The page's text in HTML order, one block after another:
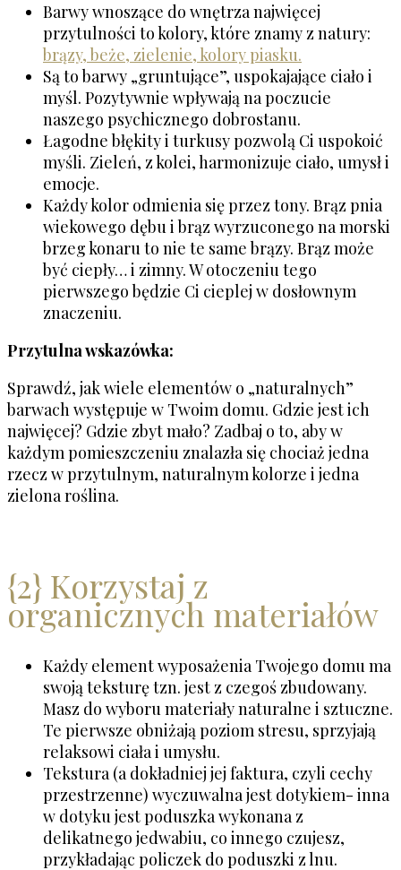
Barwy wnoszące do wnętrza najwięcej
przytulności to kolory, które znamy z natury:
brązy, beże, zielenie, kolory piasku.
Są to barwy „gruntujące”, uspokajające ciało i
myśl. Pozytywnie wpływają na poczucie
naszego psychicznego dobrostanu.
Łagodne błękity i turkusy pozwolą Ci uspokoić
myśli. Zieleń, z kolei, harmonizuje ciało, umysł i
emocje.
Każdy kolor odmienia się przez tony. Brąz pnia
wiekowego dębu i brąz wyrzuconego na morski
brzeg konaru to nie te same brązy. Brąz może
być ciepły… i zimny. W otoczeniu tego
pierwszego będzie Ci cieplej w dosłownym
znaczeniu.
Przytulna wskazówka:
Sprawdź, jak wiele elementów o „naturalnych”
barwach występuje w Twoim domu. Gdzie jest ich
najwięcej? Gdzie zbyt mało? Zadbaj o to, aby w
każdym pomieszczeniu znalazła się chociaż jedna
rzecz w przytulnym, naturalnym kolorze i jedna
zielona roślina.
{2} Korzystaj z
organicznych materiałów
Każdy element wyposażenia Twojego domu ma
swoją teksturę tzn. jest z czegoś zbudowany.
Masz do wyboru materiały naturalne i sztuczne.
Te pierwsze obniżają poziom stresu, sprzyjają
relaksowi ciała i umysłu.
Tekstura (a dokładniej jej faktura, czyli cechy
przestrzenne) wyczuwalna jest dotykiem- inna
w dotyku jest poduszka wykonana z
delikatnego jedwabiu, co innego czujesz,
przykładając policzek do poduszki z lnu.